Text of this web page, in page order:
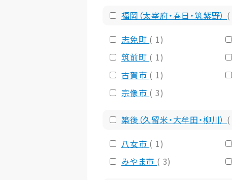
福岡（太宰府・春日・筑紫野）
志免町 ( 1)
筑前町 ( 1)
古賀市 ( 1)
宗像市 ( 3)
築後（久留米・大牟田・柳川）
八女市 ( 1)
みやま市 ( 3)